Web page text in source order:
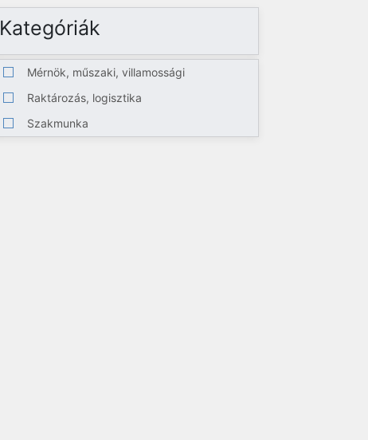
Kategóriák
Mérnök, műszaki, villamossági
Raktározás, logisztika
Szakmunka